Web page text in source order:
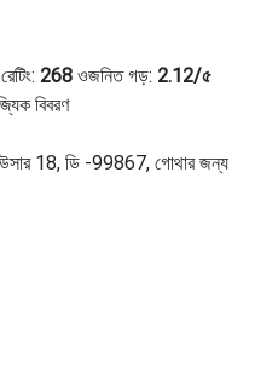
268 ওজনিত গড়: 2.12/৫
বিবরণ
18, ডি -99867, গোথার জন্য